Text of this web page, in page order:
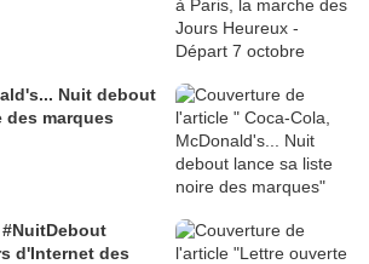
Nuit debout
des marques
d'Internet des